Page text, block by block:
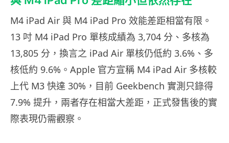
M4 iPad Air 與 M4 iPad Pro 效能差距相當有限。
13 吋 M4 iPad Pro 單核成績為 3,704 分、多核為
13,805 分，換言之 iPad Air 單核仍低約 3.6%、多
核低約 9.6%。Apple 官方宣稱 M4 iPad Air 多核較
上代 M3 快達 30%，目前 Geekbench 實測只錄得
7.9% 提升，兩者存在相當大差距，正式發售後的實
際表現仍需觀察。